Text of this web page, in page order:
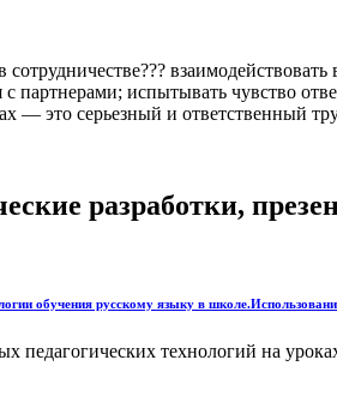
сотрудничестве???
партнерами; испытывать чувство
— это серьезный и ответственный
разработки,
обучения русскому языку в
педагогических технологий на